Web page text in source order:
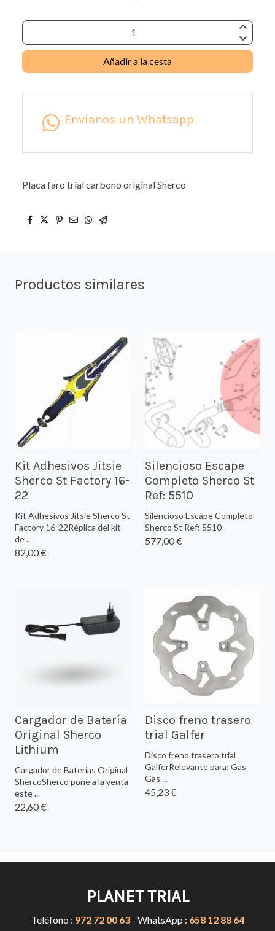
Añadir a la cesta
Envíanos un Whatsapp
Placa faro trial carbono original Sherco
Productos similares
Kit Adhesivos Jitsie
Sherco St Factory 16-
22
Kit Adhesivos Jitsie Sherco St
Factory 16-22Réplica del kit
de ...
82,00 €
Silencioso Escape
Completo Sherco St
Ref: 5510
Silencioso Escape Completo
Sherco St Ref: 5510
577,00 €
Cargador de Batería
Original Sherco
Lithium
Cargador de Baterias Original
ShercoSherco pone a la venta
este ...
22,60 €
Disco freno trasero
trial Galfer
Disco freno trasero trial
GalferRelevante para: Gas
Gas ...
45,23 €
PLANET TRIAL
Teléfono : 972 72 00 63- WhatsApp : 658 12 88 64